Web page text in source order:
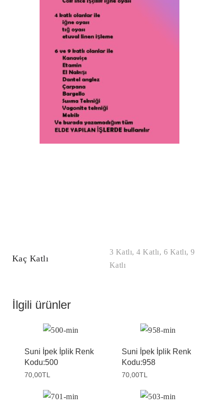
Kaç Katlı
3 Katlı, 4 Katlı, 6 Katlı, 9
Katlı
İlgili ürünler
Suni İpek İplik Renk
Kodu:500
70,00TL
Suni İpek İplik Renk
Kodu:958
70,00TL